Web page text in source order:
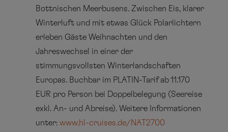
Bottnischen Meerbusens. Zwischen Eis, klarer
Winterluft und mit etwas Glück Polarlichtern
erleben Gäste Weihnachten und den
Jahreswechsel in einer der
stimmungsvollsten Winterlandschaften
Europas. Buchbar im PLATIN-Tarif ab 11.170
EUR pro Person bei Doppelbelegung (Seereise
exkl. An- und Abreise). Weitere Informationen
unter:www.hl-cruises.de/NAT2700